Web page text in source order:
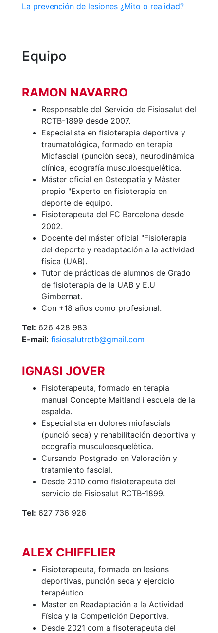
Peñas del Club
Servicio de
personales
Actividades
dirigidas
Piscina
Normativa
Restaurantes
Restaurante
El Snack
Casa Arilla
Chill Out
Bar Piscina
Patrocinio
Patrocinadores
la Revista
Ventajas
¿Quieres ser
Patrocinador
del Club?
Noticias
Inscripciones
Socio/a
La prevención de lesiones ¿Mito o realidad?
Equipo
RAMON NAVARRO
Responsable del Servicio de Fisiosalut del
RCTB-1899 desde 2007.
Especialista en fisioterapia deportiva y
traumatológica, formado en terapia
Miofascial (punción seca), neurodinámica
clínica, ecografía musculoesquelética.
Máster oficial en Osteopatía y Màster
propio "Experto en fisioterapia en
deporte de equipo.
Fisioterapeuta del FC Barcelona desde
2002.
Docente del máster oficial "Fisioterapia
del deporte y readaptación a la actividad
física (UAB).
Tutor de prácticas de alumnos de Grado
de fisioterapia de la UAB y E.U
Gimbernat.
Con +18 años como profesional.
Tel: 626 428 983
E-mail: fisiosalutrctb@gmail.com
IGNASI JOVER
Fisioterapeuta, formado en terapia
manual Concepte Maitland i escuela de la
espalda.
Especialista en dolores miofascials
(punció seca) y rehabilitación deportiva y
ecografía musculoesquelètica.
Cursando Postgrado en Valoración y
tratamiento fascial.
Desde 2010 como fisioterapeuta del
servicio de Fisiosalut RCTB-1899.
Tel: 627 736 926
ALEX CHIFFLIER
Fisioterapeuta, formado en lesions
deportivas, punción seca y ejercicio
terapéutico.
Master en Readaptación a la Actividad
Física y la Competición Deportiva.
Desde 2021 com a fisoterapeuta del